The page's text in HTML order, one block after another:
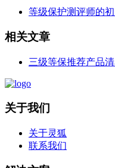
等级保护测评师的
相关文章
三级等保推荐产品
关于我们
关于灵狐
联系我们